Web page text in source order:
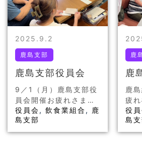
2025.9.2
鹿島支部
鹿島支部役員会
9／1（月）鹿島支部役
員会開催お疲れさまで
した！
役員会, 飲食業組合 ,
鹿
島支部
鹿
鹿
鹿
疲れ
役
島